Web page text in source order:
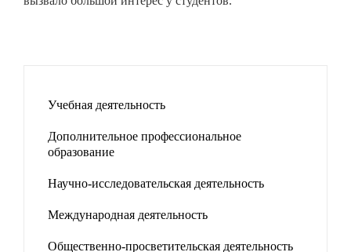
Учебная деятельность
Дополнительное профессиональное
образование
Научно-исследовательская деятельность
Международная деятельность
Общественно-просветительская деятельность